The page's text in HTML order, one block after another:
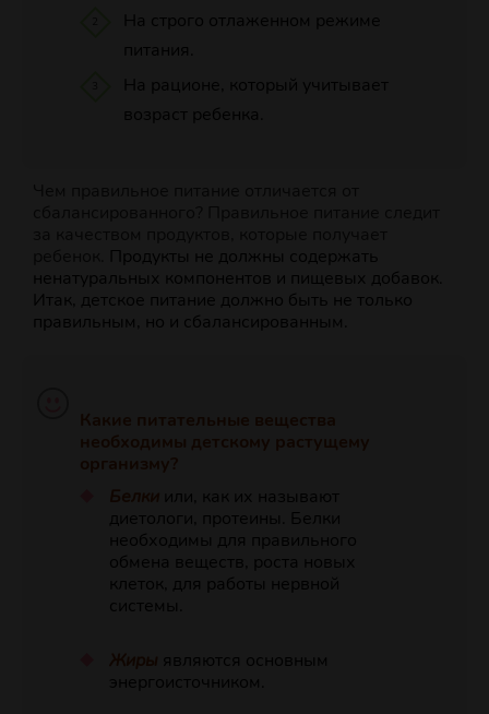
На строго отлаженном режиме
питания.
На рационе, который учитывает
возраст ребенка.
Продукты не должны содержать
ненатуральных компонентов и пищевых добавок.
Итак, детское питание должно быть не только
правильным, но и сбалансированным.
Какие питательные вещества
необходимы детскому растущему
организму?
Белки или, как их называют
диетологи, протеины. Белки
необходимы для правильного
обмена веществ, роста новых
клеток, для работы нервной
системы.
Жиры являются основным
энергоисточником.